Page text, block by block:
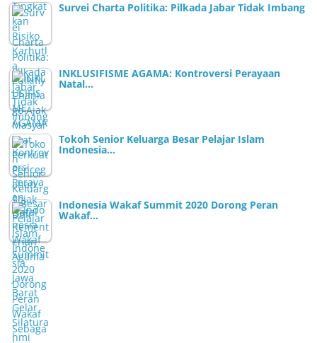
Survei Charta Politika: Pilkada Jabar Tidak Imbang
INKLUSIFISME AGAMA: Kontroversi Perayaan
Natal…
Tokoh Senior Keluarga Besar Pelajar Islam
Indonesia…
Indonesia Wakaf Summit 2020 Dorong Peran
Wakaf…